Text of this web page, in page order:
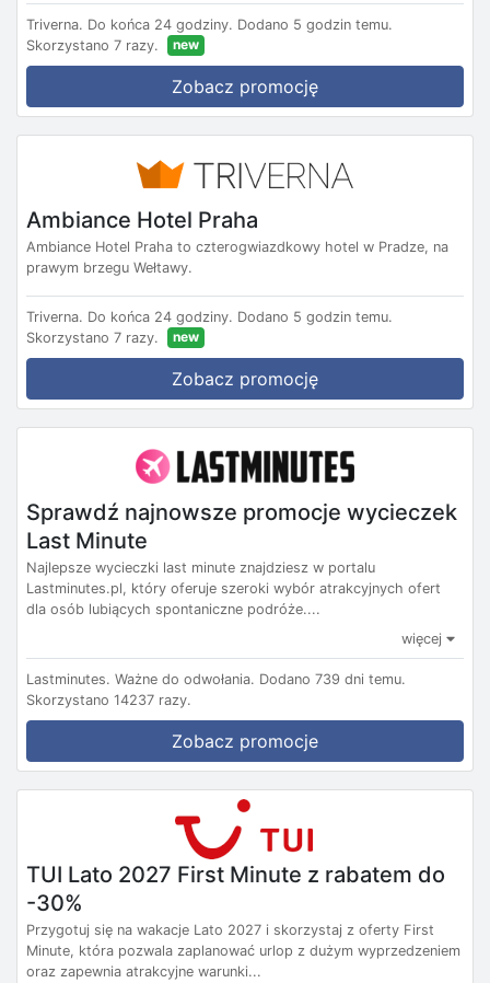
Triverna. Do końca 24 godziny. Dodano 5 godzin temu.
Skorzystano 7 razy.
new
Zobacz promocję
Ambiance Hotel Praha
Ambiance Hotel Praha to czterogwiazdkowy hotel w Pradze, na
prawym brzegu Wełtawy.
Triverna. Do końca 24 godziny. Dodano 5 godzin temu.
Skorzystano 7 razy.
new
Zobacz promocję
Sprawdź najnowsze promocje wycieczek
Last Minute
Najlepsze wycieczki last minute znajdziesz w portalu
Lastminutes.pl, który oferuje szeroki wybór atrakcyjnych ofert
dla osób lubiących spontaniczne podróże....
więcej
Lastminutes. Ważne do odwołania. Dodano 739 dni temu.
Skorzystano 14237 razy.
Zobacz promocje
TUI Lato 2027 First Minute z rabatem do
-30%
Przygotuj się na wakacje Lato 2027 i skorzystaj z oferty First
Minute, która pozwala zaplanować urlop z dużym wyprzedzeniem
oraz zapewnia atrakcyjne warunki...